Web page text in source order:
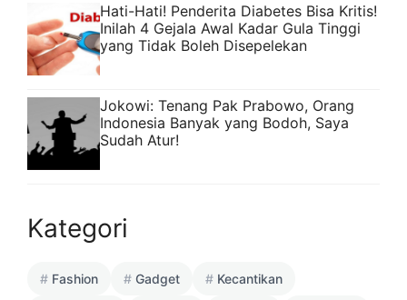
Hati-Hati! Penderita Diabetes Bisa Kritis!
Inilah 4 Gejala Awal Kadar Gula Tinggi
yang Tidak Boleh Disepelekan
Jokowi: Tenang Pak Prabowo, Orang
Indonesia Banyak yang Bodoh, Saya
Sudah Atur!
Kategori
Fashion Gadget Kecantikan